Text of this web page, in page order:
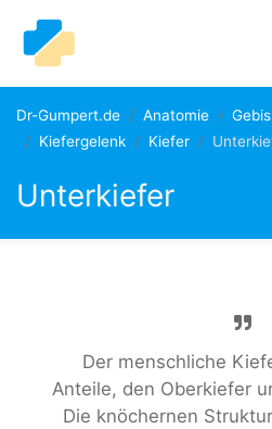
Dr-Gumpert.de Anatomie
Kiefergelenk
Kiefer
Unterkiefer
Der menschliche
Anteile, den Oberkiefer
Die knöchernen